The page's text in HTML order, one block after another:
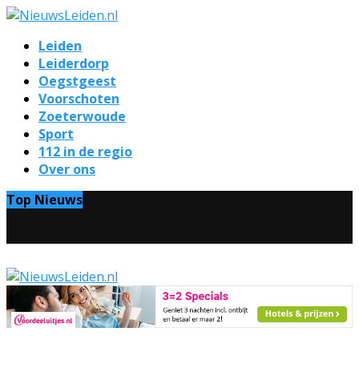
Leiden
Leiderdorp
Oegstgeest
Voorschoten
Zoeterwoude
Sport
112 in de regio
Over ons
Top Nieuws